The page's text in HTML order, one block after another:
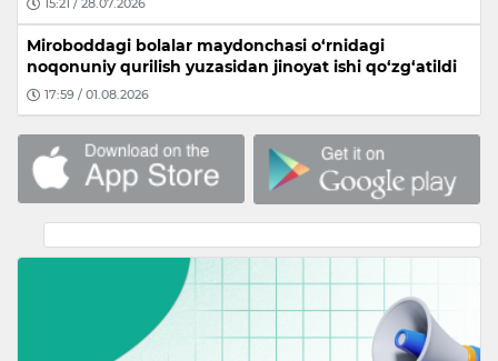
15:21 / 28.07.2026
Miroboddagi bolalar maydonchasi o‘rnidagi
noqonuniy qurilish yuzasidan jinoyat ishi qo‘zg‘atildi
17:59 / 01.08.2026